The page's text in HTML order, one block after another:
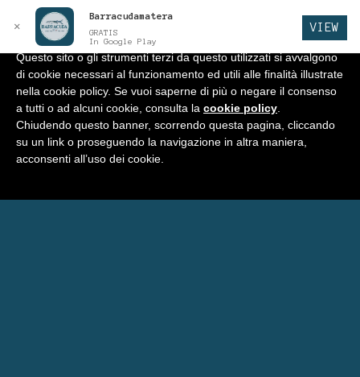
Vai
alla
navigazione
Vai
al
contenuto
BARRACUDA Menu
Home
Negozio
✕
Barracudamatera
GRATIS
In Google Play
VIEW
Informativa
Questo sito o gli strumenti terzi da questo utilizzati si avvalgono
di cookie necessari al funzionamento ed utili alle finalità illustrate
nella cookie policy. Se vuoi saperne di più o negare il consenso
a tutti o ad alcuni cookie, consulta la cookie policy
Chiudendo questo banner, scorrendo questa pagina, cliccando
su un link o proseguendo la navigazione in altra maniera,
acconsenti all’uso dei cookie.